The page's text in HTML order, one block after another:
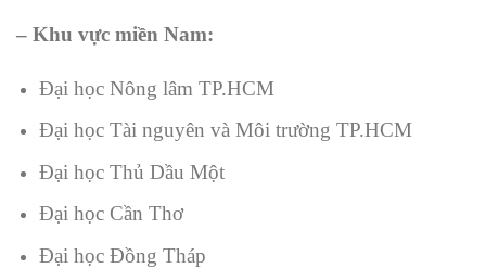
– Khu vực miền Nam:
Đại học Nông lâm TP.HCM
Đại học Tài nguyên và Môi trường TP.HCM
Đại học Thủ Dầu Một
Đại học Cần Thơ
Đại học Đồng Tháp